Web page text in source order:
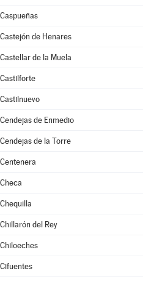
Caspueñas
Castejón de Henares
Castellar de la Muela
Castilforte
Castilnuevo
Cendejas de Enmedio
Cendejas de la Torre
Centenera
Checa
Chequilla
Chillarón del Rey
Chiloeches
Cifuentes